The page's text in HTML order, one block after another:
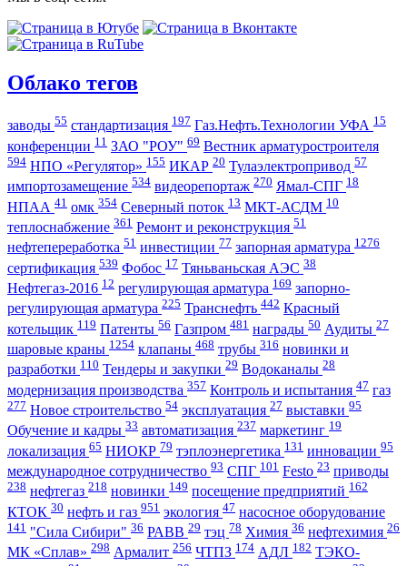
Облако тегов
заводы 55 стандартизация 197 Газ.Нефть.Технологии УФА 15
конференции 11 ЗАО "РОУ" 69 Вестник арматуростроителя
594 НПО «Регулятор» 155 ИКАР 20 Тулаэлектропривод 57
импортозамещение 534 видеорепортаж 270 Ямал-СПГ 18
НПАА 41 омк 354 Северный поток 13 МКТ-АСДМ 10
теплоснабжение 361 Ремонт и реконструкция 51
нефтепереработка 51 инвестиции 77 запорная арматура 1276
сертификация 539 Фобос 17 Тяньваньская АЭС 38
Нефтегаз-2016 12 регулирующая арматура 169 запорно-
регулирующая арматура 225 Транснефть 442 Красный
котельщик 119 Патенты 56 Газпром 481 награды 50 Аудиты 27
шаровые краны 1254 клапаны 468 трубы 316 новинки и
разработки 110 Тендеры и закупки 29 Водоканалы 28
модернизация производства 357 Контроль и испытания 47 газ
277 Новое строительство 54 эксплуатация 27 выставки 95
Обучение и кадры 33 автоматизация 237 маркетинг 19
локализация 65 НИОКР 79 тэплоэнергетика 131 инновации 95
международное сотрудничество 93 СПГ 101 Festo 23 приводы
238 нефтегаз 218 новинки 149 посещение предприятий 162
КТОК 30 нефть и газ 951 экология 47 насосное оборудование
141 "Сила Сибири" 36 РАВВ 29 тэц 78 Химия 36 нефтехимия 26
МК «Сплав» 298 Армалит 256 ЧТПЗ 174 АДЛ 182 ТЭКО-